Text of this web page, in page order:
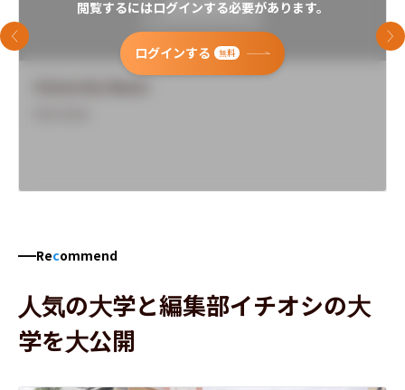
閲覧するにはログインする必要があります。
ログインする 無料
前のスライド 次
Recommend
人気の大学と編集部イチオシの大
学を大公開